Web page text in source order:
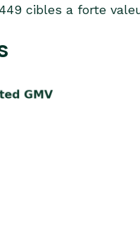
cibles a forte